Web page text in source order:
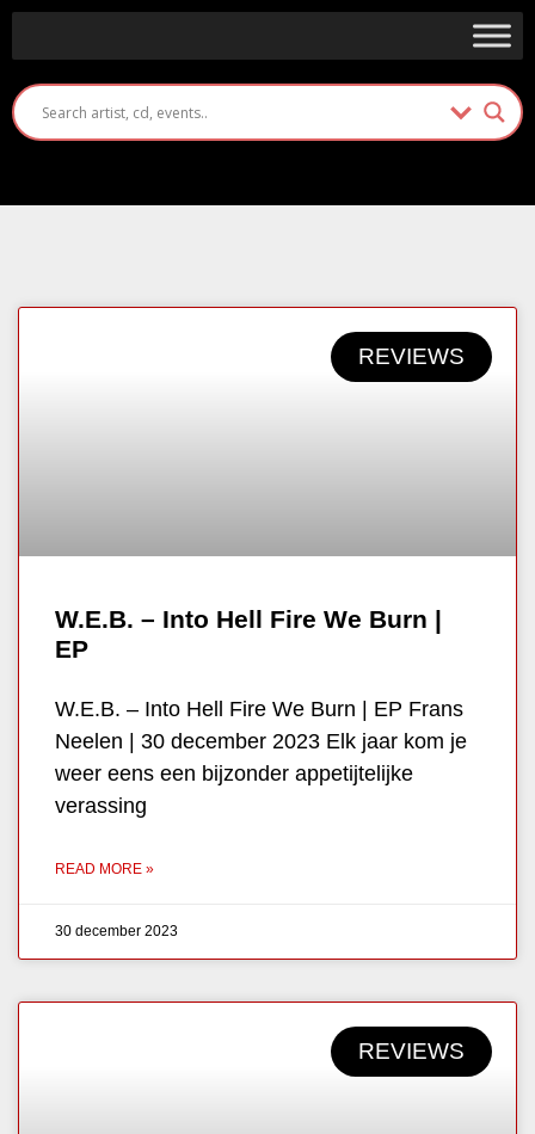
REVIEWS
W.E.B. – Into Hell Fire We Burn |
EP
W.E.B. – Into Hell Fire We Burn | EP Frans
Neelen | 30 december 2023 Elk jaar kom je
weer eens een bijzonder appetijtelijke
verassing
READ MORE »
30 december 2023
REVIEWS